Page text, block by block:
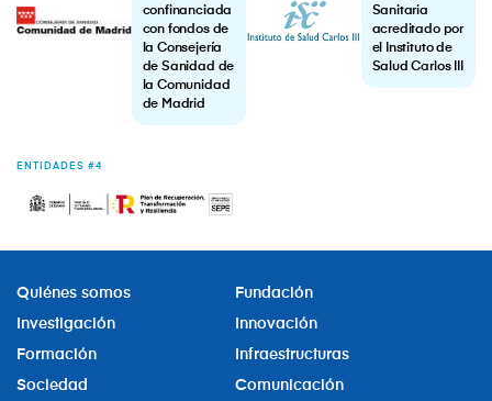
confinanciada
con fondos de
la Consejería
de Sanidad de
la Comunidad
de Madrid
Sanitaria
acreditado por
el Instituto de
Salud Carlos III
ENTIDADES #4
Quiénes somos
Fundación
Investigación
Innovación
Formación
Infraestructuras
Sociedad
Comunicación